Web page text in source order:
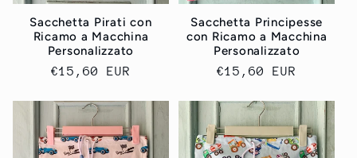
Sacchetta Pirati con
Ricamo a Macchina
Personalizzato
Prezzo
listino
€15,60 EUR
Sacchetta Principesse
con Ricamo a Macchina
Personalizzato
Prezzo
listino
€15,60 EUR